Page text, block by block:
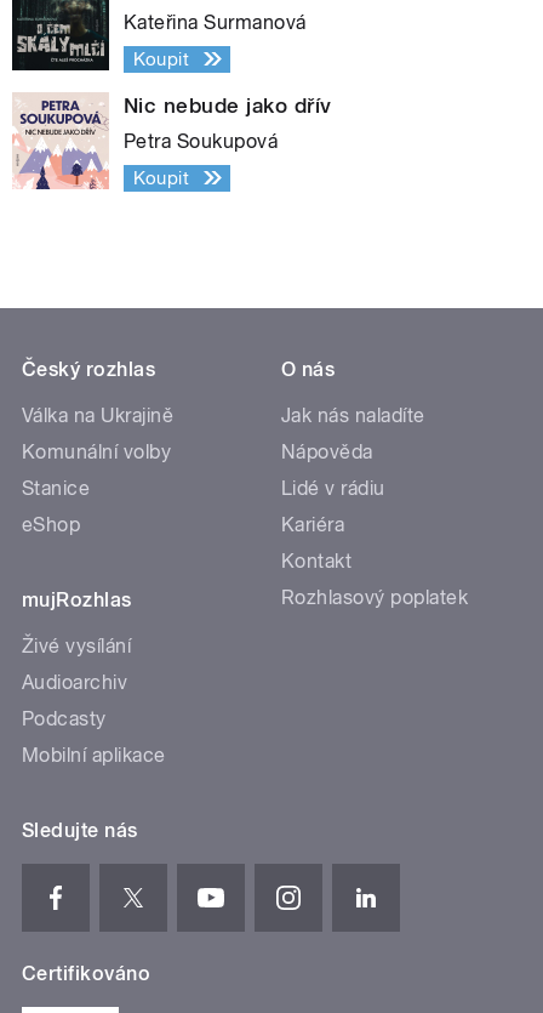
Kateřina Surmanová
Koupit
Nic nebude jako dřív
Petra Soukupová
Koupit
Český rozhlas
Válka na Ukrajině
Komunální volby
Stanice
eShop
mujRozhlas
Živé vysílání
Audioarchiv
Podcasty
Mobilní aplikace
O nás
Jak nás naladíte
Nápověda
Lidé v rádiu
Kariéra
Kontakt
Rozhlasový poplatek
Sledujte nás
Certifikováno